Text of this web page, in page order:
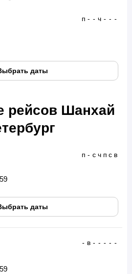
п - - ч - - -
даты
рейсов Шанхай
п - с ч п с в
даты
- в - - - - -